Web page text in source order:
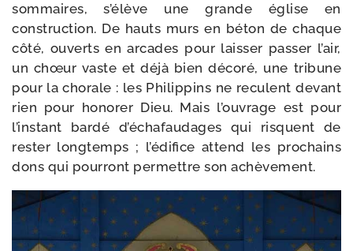
som­maires, s’élève une grande église en
construc­tion. De hauts murs en béton de chaque
côté, ouverts en arcades pour lais­ser pas­ser l’air,
un chœur vaste et déjà bien déco­ré, une tri­bune
pour la cho­rale : les Philippins ne reculent devant
rien pour hono­rer Dieu. Mais l’ouvrage est pour
l’instant bar­dé d’échafaudages qui risquent de
res­ter long­temps ; l’édifice attend les pro­chains
dons qui pour­ront per­mettre son achèvement.